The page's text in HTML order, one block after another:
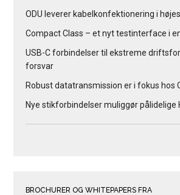
ODU leverer kabelkonfektionering i
Compact Class – et nyt testinterface i
USB-C forbindelser til ekstreme
forsvar
Robust datatransmission er i fokus hos
Nye stikforbindelser muliggør pålidelige
BROCHURER OG WHITEPAPERS FRA